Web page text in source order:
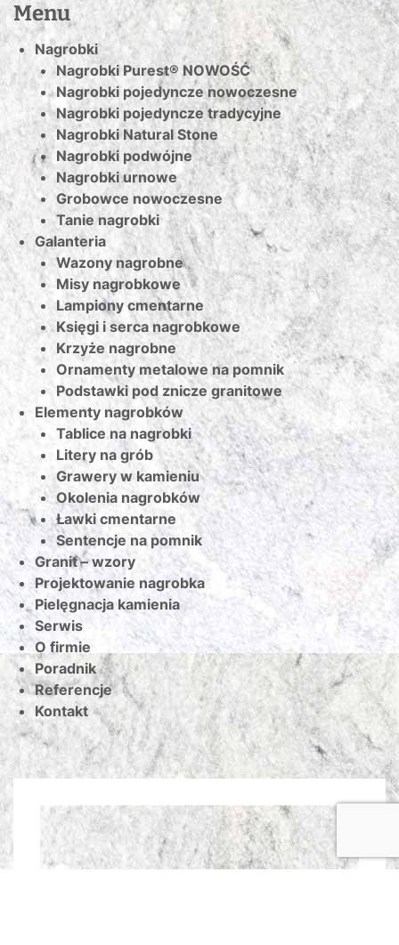
Menu
Nagrobki
Nagrobki Purest® NOWOŚĆ
Nagrobki pojedyncze nowoczesne
Nagrobki pojedyncze tradycyjne
Nagrobki Natural Stone
Nagrobki podwójne
Nagrobki urnowe
Grobowce nowoczesne
Tanie nagrobki
Galanteria
Wazony nagrobne
Misy nagrobkowe
Lampiony cmentarne
Księgi i serca nagrobkowe
Krzyże nagrobne
Ornamenty metalowe na pomnik
Podstawki pod znicze granitowe
Elementy nagrobków
Tablice na nagrobki
Litery na grób
Grawery w kamieniu
Okolenia nagrobków
Ławki cmentarne
Sentencje na pomnik
Granit – wzory
Projektowanie nagrobka
Pielęgnacja kamienia
Serwis
O firmie
Poradnik
Referencje
Kontakt